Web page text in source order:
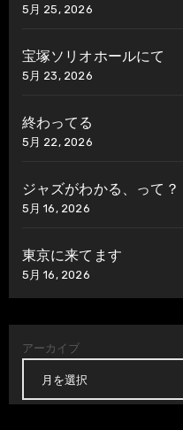
5月 25, 2026
宝塚ソリオホールにて
5月 23, 2026
終わってる
5月 22, 2026
ジャズがわかる、って？
5月 16, 2026
東京に来てます
5月 16, 2026
アーカイブ